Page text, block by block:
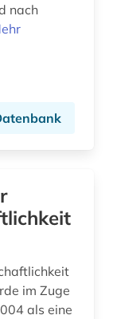
nach
im Zuge
als eine